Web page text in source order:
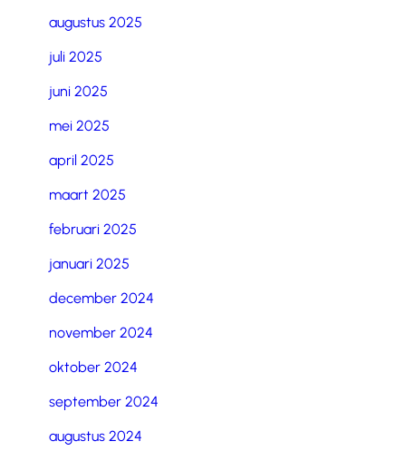
augustus 2025
juli 2025
juni 2025
mei 2025
april 2025
maart 2025
februari 2025
januari 2025
december 2024
november 2024
oktober 2024
september 2024
augustus 2024